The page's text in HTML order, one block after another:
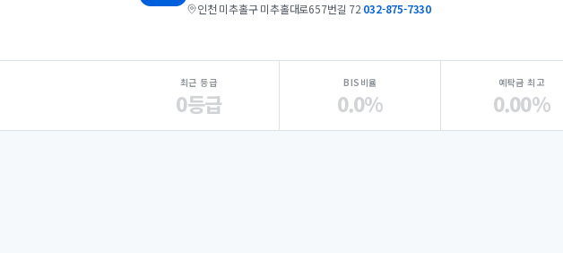
인천 미추홀구 미추홀대로657번길 72·032-875-7330
최근 등급
0등급
BIS비율
0.0%
예탁금 최고
0.00%